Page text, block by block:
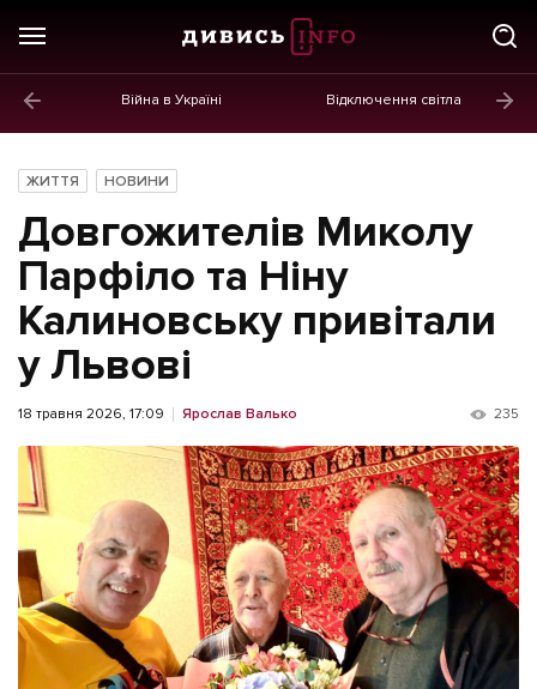
Війна в Україні Відключення світла
Новини
Політика
Економіка
Бізнес
Життя
Культура
Афіша
Інтерв'ю
Картки
Репортаж
Прес-релізи
Фото/Відео
Made in Lviv
ЖИТТЯ НОВИНИ
Довгожителів Миколу
Парфіло та Ніну
Калиновську привітали
у Львові
18 травня 2026, 17:09 Ярослав Валько 235